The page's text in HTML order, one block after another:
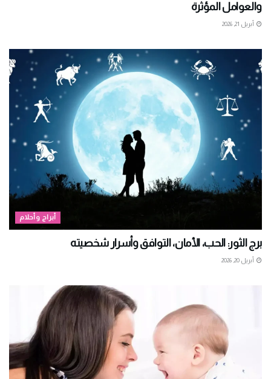
والعوامل المؤثرة
أبريل 21, 2026
أبراج وأحلام
برج الثور: الحب، الأمان، التوافق وأسرار شخصيته
أبريل 20, 2026